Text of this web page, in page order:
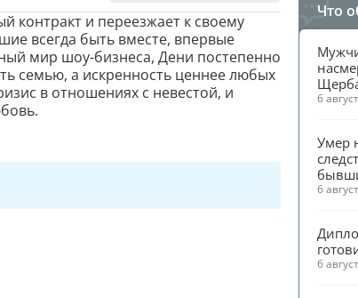
контракт и переезжает к своему
всегда быть вместе, впервые
мир шоу-бизнеса, Дени постепенно
семью, а искренность ценнее любых
в отношениях с невестой, и
Что
6
Умер
ЖКХ
6
6